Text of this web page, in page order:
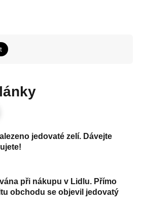
jedovaté zelí. Dávejte
při nákupu v Lidlu. Přímo
obchodu se objevil jedovatý